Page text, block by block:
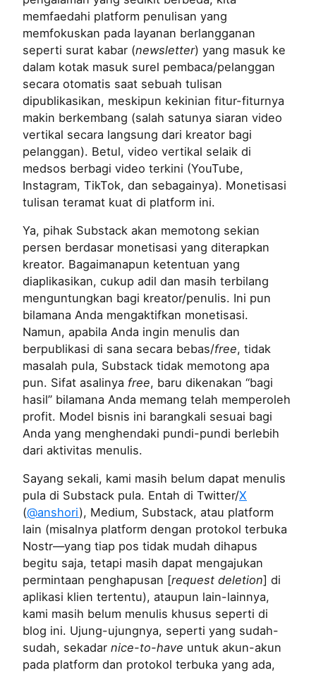
memfaedahi platform penulisan yang
memfokuskan pada layanan berlangganan
seperti surat kabar (newsletter) yang masuk ke
dalam kotak masuk surel pembaca/pelanggan
secara otomatis saat sebuah tulisan
dipublikasikan, meskipun kekinian fitur-fiturnya
makin berkembang (salah satunya siaran video
vertikal secara langsung dari kreator bagi
pelanggan). Betul, video vertikal selaik di
medsos berbagi video terkini (YouTube,
Instagram, TikTok, dan sebagainya). Monetisasi
tulisan teramat kuat di platform ini.
Ya, pihak Substack akan memotong sekian
persen berdasar monetisasi yang diterapkan
kreator. Bagaimanapun ketentuan yang
diaplikasikan, cukup adil dan masih terbilang
menguntungkan bagi kreator/penulis. Ini pun
bilamana Anda mengaktifkan monetisasi.
Namun, apabila Anda ingin menulis dan
berpublikasi di sana secara bebas/free, tidak
masalah pula, Substack tidak memotong apa
pun. Sifat asalinya free, baru dikenakan “bagi
hasil” bilamana Anda memang telah memperoleh
profit. Model bisnis ini barangkali sesuai bagi
Anda yang menghendaki pundi-pundi berlebih
dari aktivitas menulis.
Sayang sekali, kami masih belum dapat menulis
pula di Substack pula. Entah di Twitter/X
(@anshori), Medium, Substack, atau platform
lain (misalnya platform dengan protokol terbuka
Nostr—yang tiap pos tidak mudah dihapus
begitu saja, tetapi masih dapat mengajukan
permintaan penghapusan [request deletion] di
aplikasi klien tertentu), ataupun lain-lainnya,
kami masih belum menulis khusus seperti di
blog ini. Ujung-ujungnya, seperti yang sudah-
sudah, sekadar nice-to-have untuk akun-akun
pada platform dan protokol terbuka yang ada,